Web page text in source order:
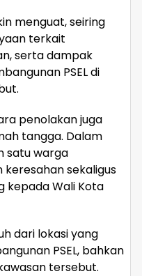
menguat, seiring
terkait
serta dampak
PSEL di
penolakan juga
tangga. Dalam
satu warga
sekaligus
kepada Wali Kota
dari lokasi yang
PSEL, bahkan
tersebut.